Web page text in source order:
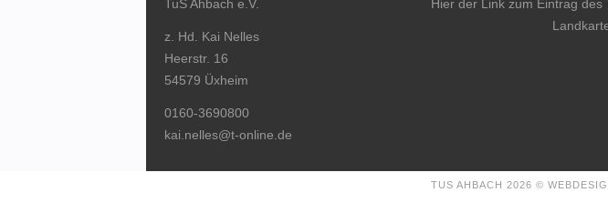
TuS Ahbach e.V.
z. Hd. Kai Nelles
Heerstr. 16
54579 Üxheim
0160-3690800
kai.nelles@t-online.de
Hier der Link zum Eintrag des
TUS AHBACH 2026 ©